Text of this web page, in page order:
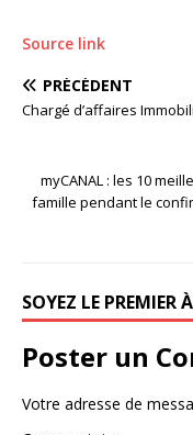
Source link
PRÉCÉDENT
Chargé d’affaires
myCANAL : les 10
famille pendant le
SOYEZ LE PREMIER
Poster un
Votre adresse de